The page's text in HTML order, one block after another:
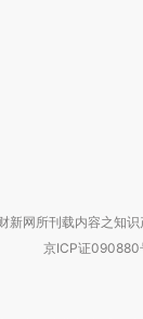
新网所刊载内容之知
京ICP证090880